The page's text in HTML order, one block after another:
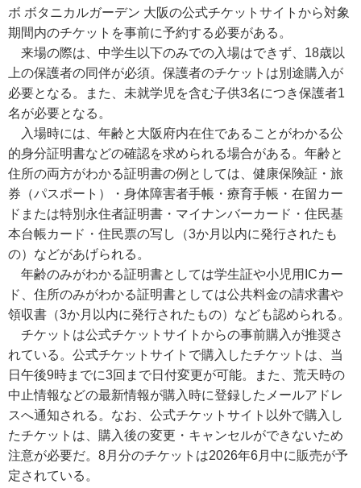
ボ ボタニカルガーデン 大阪の公式チケットサイトから対象
期間内のチケットを事前に予約する必要がある。
来場の際は、中学生以下のみでの入場はできず、18歳以
上の保護者の同伴が必須。保護者のチケットは別途購入が
必要となる。また、未就学児を含む子供3名につき保護者1
名が必要となる。
入場時には、年齢と大阪府内在住であることがわかる公
的身分証明書などの確認を求められる場合がある。年齢と
住所の両方がわかる証明書の例としては、健康保険証・旅
券（パスポート）・身体障害者手帳・療育手帳・在留カー
ドまたは特別永住者証明書・マイナンバーカード・住民基
本台帳カード・住民票の写し（3か月以内に発行されたも
の）などがあげられる。
年齢のみがわかる証明書としては学生証や小児用ICカー
ド、住所のみがわかる証明書としては公共料金の請求書や
領収書（3か月以内に発行されたもの）なども認められる。
チケットは公式チケットサイトからの事前購入が推奨さ
れている。公式チケットサイトで購入したチケットは、当
日午後9時までに3回まで日付変更が可能。また、荒天時の
中止情報などの最新情報が購入時に登録したメールアドレ
スへ通知される。なお、公式チケットサイト以外で購入し
たチケットは、購入後の変更・キャンセルができないため
注意が必要だ。8月分のチケットは2026年6月中に販売が予
定されている。